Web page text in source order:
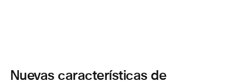
Nuevas características de